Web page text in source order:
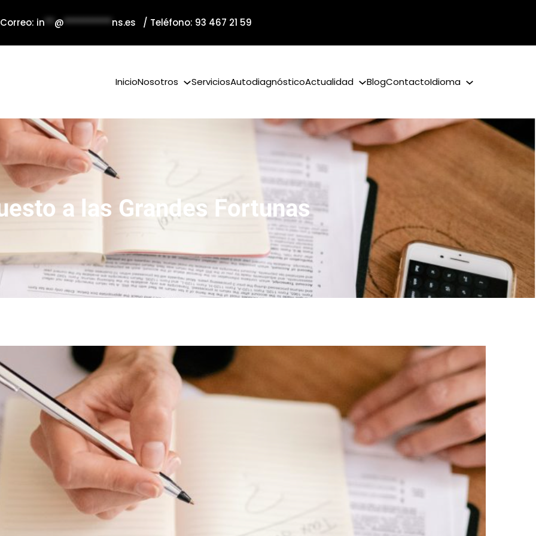
in**@**********ns.es / Teléfono: 93 467 21 59
InicioNosotros ServiciosAutodiagnósticoActualidad BlogContactoIdioma
a las Grandes Fortunas